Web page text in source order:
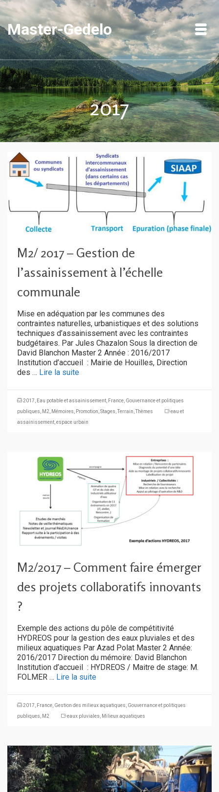
Master-Gedelo
2017
M2/ 2017 – Gestion de
l’assainissement à l’échelle
communale
Mise en adéquation par les communes des
contraintes naturelles, urbanistiques et des solutions
techniques d’assainissement avec les contraintes
budgétaires. Par Jules Chazalon Sous la direction de
David Blanchon Master 2 Année : 2016/2017
Institution d’accueil : Mairie de Houilles, Direction
des … Lire la suite
2017 Eau potable et assainissement France Gouvernance et politiques
publiques
M2 Mémoires Promotion Stages ,Terrain ,Thèmes
eau et
assainissement espace urbain
M2/2017 – Comment faire émerger
des projets collaboratifs innovants
?
Exemple des actions du pôle de compétitivité
HYDREOS pour la gestion des eaux pluviales et des
milieux aquatiques Par Azad Polat Master 2 Année:
2016/2017 Direction du mémoire: David Blanchon
Institution d’accueil : HYDREOS / Maitre de stage: M.
FOLMER … Lire la suite
2017, France, Gestion des milieux aquatiques, Gouvernance et politiques
publiques, M2 eaux pluviales, Milieux aquatiques